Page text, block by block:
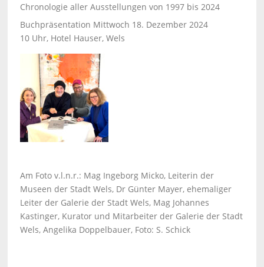
Chronologie aller Ausstellungen von 1997 bis 2024
Buchpräsentation Mittwoch 18. Dezember 2024
10 Uhr, Hotel Hauser, Wels
Am Foto v.l.n.r.: Mag Ingeborg Micko, Leiterin der
Museen der Stadt Wels, Dr Günter Mayer, ehemaliger
Leiter der Galerie der Stadt Wels, Mag Johannes
Kastinger, Kurator und Mitarbeiter der Galerie der Stadt
Wels, Angelika Doppelbauer, Foto: S. Schick